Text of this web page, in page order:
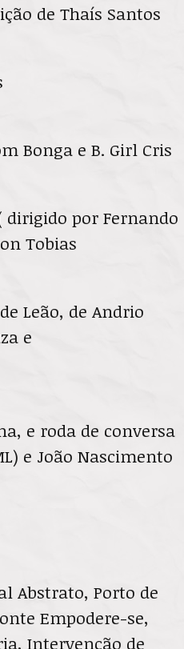
de Thaís Santos
Bonga e B. Girl Cris
dirigido por Fernando
Tobias
Leão, de Andrio
e
e roda de conversa
e João Nascimento
Abstrato, Porto de
Empodere-se,
Intervenção de